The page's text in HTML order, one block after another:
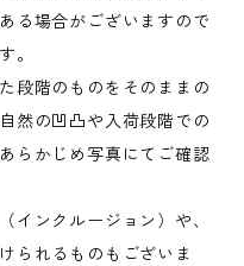
る場合がございますので
。
段階のものをそのままの
然の凹凸や入荷段階での
らかじめ写真にてご確認
インクルージョン）や、
られるものもございま